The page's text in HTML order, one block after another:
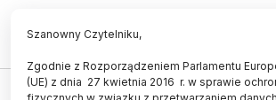
Szanowny Czytelniku,
Zgodnie z Rozporządzeniem Parlamentu
(UE) z dnia 27 kwietnia 2016 r. w sprawie